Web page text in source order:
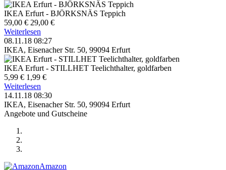
IKEA Erfurt - BJÖRKSNÄS Teppich
59,00 € 29,00 €
Weiterlesen
08.11.18 08:27
IKEA, Eisenacher Str. 50, 99094 Erfurt
IKEA Erfurt - STILLHET Teelichthalter, goldfarben
5,99 € 1,99 €
Weiterlesen
14.11.18 08:30
IKEA, Eisenacher Str. 50, 99094 Erfurt
Angebote und Gutscheine
Amazon